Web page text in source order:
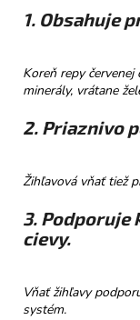
1. Obsahuje
Koreň repy červenej
minerály, vrátane
2. Priaznivo
Žihľavová vňať tiež
3. Podporuje
cievy.
Vňať žihľavy
systém.